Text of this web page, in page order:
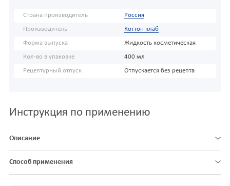
Страна производитель Россия
Производитель Коттон клаб
Форма выпуска Жидкость косметическая
Кол-во в упаковке 400 мл
Рецептурный отпуск Отпускается без рецепта
Инструкция по применению
Описание
Способ применения